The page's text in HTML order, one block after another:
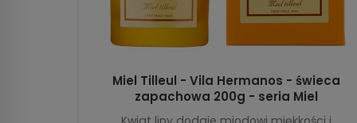
Miel Tilleul - Vila Hermanos - świeca
zapachowa 200g - seria Miel